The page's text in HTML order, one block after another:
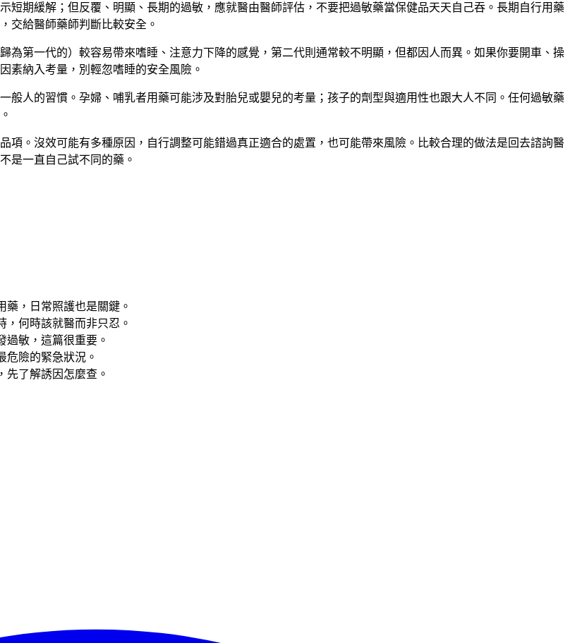
短期緩解；但反覆、明顯、長期的過敏，應就醫由醫師評估，不要把過敏藥當保健品天天自己吞。長期自行用藥
交給醫師藥師判斷比較安全。
為第一代的）較容易帶來嗜睡、注意力下降的感覺，第二代則通常較不明顯，但都因人而異。如果你要開車、操
素納入考量，別輕忽嗜睡的安全風險。
般人的習慣。孕婦、哺乳者用藥可能涉及對胎兒或嬰兒的考量；孩子的劑型與適用性也跟大人不同。任何過敏藥
項。沒效可能有多種原因，自行調整可能錯過真正適合的處置，也可能帶來風險。比較合理的做法是回去諮詢醫
是一直自己試不同的藥。
藥，日常照護也是關鍵。
，何時該就醫而非只忍。
過敏，這篇很重要。
危險的緊急狀況。
先了解誘因怎麼查。